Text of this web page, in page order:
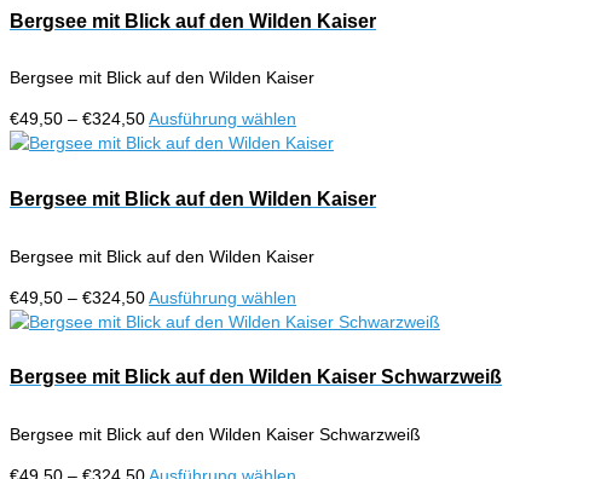
Produktseite
werden
€324,50
mehrere
Varianten
Die
können
auf
Produktseite
werden
Bergsee mit Blick auf den Wilden Kaiser
Bergsee mit Blick auf den Wilden Kaiser
€49,50 – €324,50Preisspanne:
€49,50
€324,50
Ausführung wählen
Produkt
mehrere
Varianten
Die
können
auf
Produktseite
werden
Bergsee mit Blick auf den Wilden Kaiser
Bergsee mit Blick auf den Wilden Kaiser
€49,50 – €324,50Preisspanne:
€49,50
€324,50
Ausführung wählen
Produkt
mehrere
Die
Bergsee mit Blick auf den Wilden Kaiser Schwarzweiß
Bergsee mit Blick auf den Wilden Kaiser Schwarzweiß
Preisspanne: